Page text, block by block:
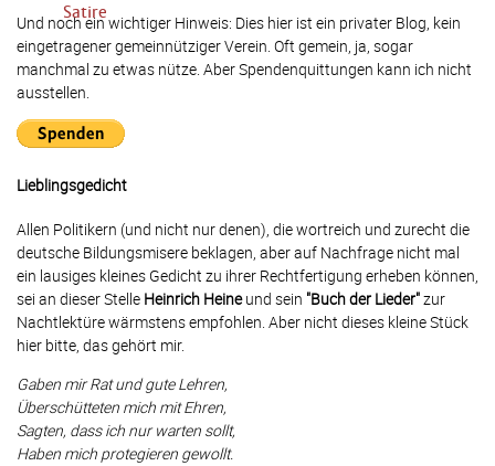
Satire
Und noch ein wichtiger Hinweis: Dies hier ist ein privater Blog, kein
eingetragener gemeinnütziger Verein. Oft gemein, ja, sogar
manchmal zu etwas nütze. Aber Spendenquittungen kann ich nicht
ausstellen.
Lieblingsgedicht
Allen Politikern (und nicht nur denen), die wortreich und zurecht die
deutsche Bildungsmisere beklagen, aber auf Nachfrage nicht mal
ein lausiges kleines Gedicht zu ihrer Rechtfertigung erheben können,
sei an dieser Stelle Heinrich Heineund sein "Buch der Lieder"zur
Nachtlektüre wärmstens empfohlen. Aber nicht dieses kleine Stück
hier bitte, das gehört mir.
Gaben mir Rat und gute Lehren,
Überschütteten mich mit Ehren,
Sagten, dass ich nur warten sollt,
Haben mich protegieren gewollt.